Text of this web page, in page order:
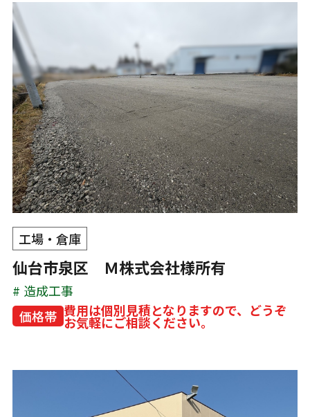
工場・倉庫
仙台市泉区 Ｍ株式会社様所有
造成工事
価格帯 費用は個別見積となりますので、どうぞ
お気軽にご相談ください。